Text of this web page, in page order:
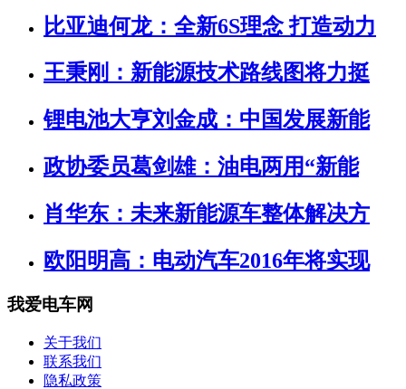
比亚迪何龙：全新6S理念 打造动力
王秉刚：新能源技术路线图将力挺
锂电池大亨刘金成：中国发展新能
政协委员葛剑雄：油电两用“新能
肖华东：未来新能源车整体解决方
欧阳明高：电动汽车2016年将实现
我爱电车网
关于我们
联系我们
隐私政策